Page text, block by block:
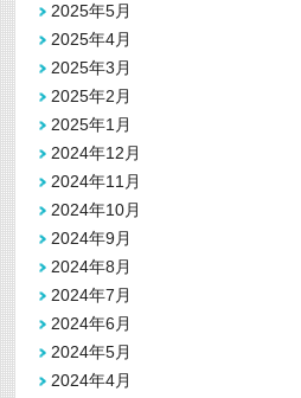
2025年5月
2025年4月
2025年3月
2025年2月
2025年1月
2024年12月
2024年11月
2024年10月
2024年9月
2024年8月
2024年7月
2024年6月
2024年5月
2024年4月